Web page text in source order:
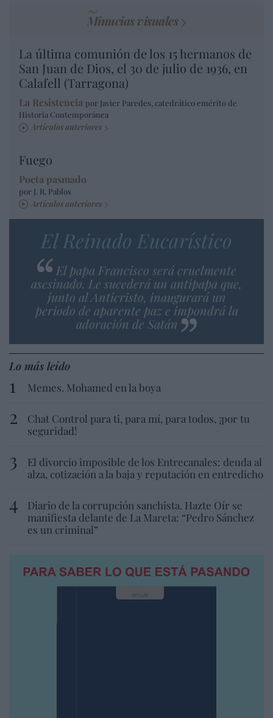
Minucias visuales
La última comunión de los 15 hermanos de
San Juan de Dios, el 30 de julio de 1936, en
Calafell (Tarragona)
La Resistencia por Javier Paredes, catedrático emérito de
Historia Contemporánea
Artículos anteriores
Fuego
Poeta pasmado
por J. R. Pablos
Artículos anteriores
El Reinado Eucarístico
El papa Francisco será cruelmente
asesinado. Le sucederá un antipapa que,
junto al Anticristo, inaugurará un
periodo de aparente paz e impondrá la
adoración de Satán
Lo más leído
Memes. Mohamed en la boya
Chat Control para ti, para mí, para todos, ¡por tu
seguridad!
El divorcio imposible de los Entrecanales: deuda al
alza, cotización a la baja y reputación en entredicho
Diario de la corrupción sanchista. Hazte Oír se
manifiesta delante de La Mareta: “Pedro Sánchez
es un criminal”